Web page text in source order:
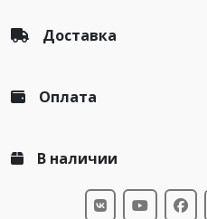
Доставка
Оплата
В наличии